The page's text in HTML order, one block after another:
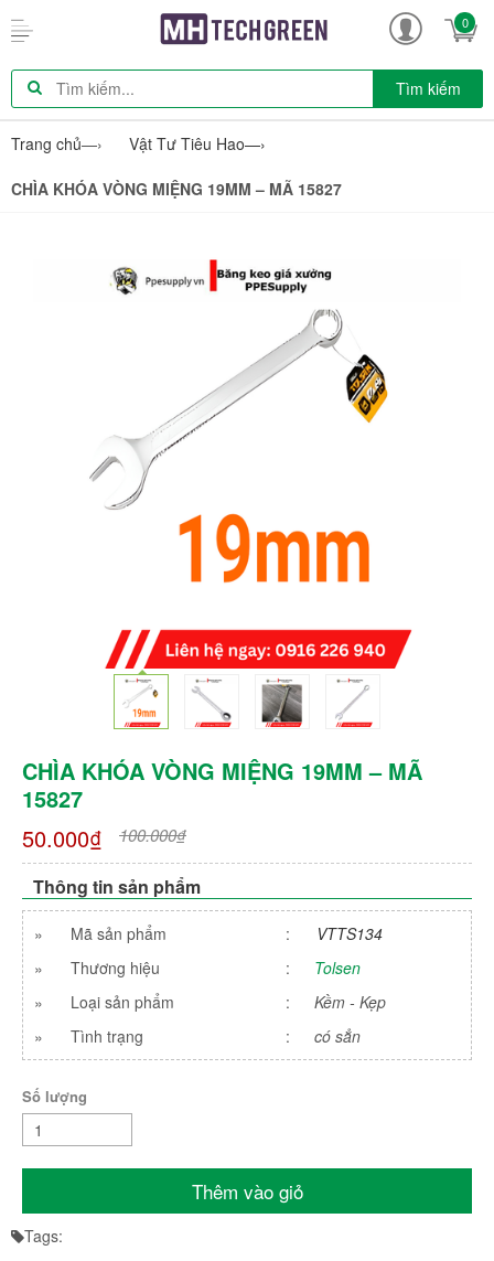
0
Tìm kiếm
Trang chủ—› Vật Tư Tiêu Hao—›
CHÌA KHÓA VÒNG MIỆNG 19MM – MÃ 15827
CHÌA KHÓA VÒNG MIỆNG 19MM – MÃ
15827
50.000₫
100.000₫
Thông tin sản phẩm
» Mã sản phẩm :
VTTS134
»
Thương hiệu :
Tolsen
»
Loại sản phẩm :
Kềm - Kẹp
»
Tình trạng : có sẳn
Số lượng
Thêm vào giỏ
Tags: